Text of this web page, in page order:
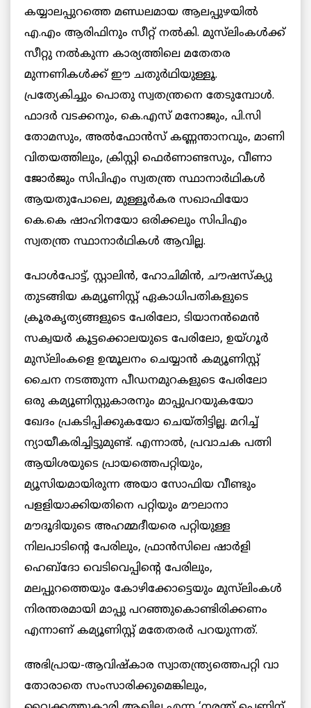
കയ്യാലപ്പുറത്തെ മണ്ഡലമായ ആലപ്പുഴയില്‍
എ.എം ആരിഫിനും സീറ്റ് നല്‍കി. മുസ്‌ലിംകൾക്ക്
സീറ്റു നല്‍കുന്ന കാര്യത്തിലെ മതേതര
മുന്നണികള്‍ക്ക് ഈ ചതുര്‍ഥിയുള്ളൂ.
പ്രത്യേകിച്ചും പൊതു സ്വതന്ത്രനെ തേടുമ്പോള്‍.
ഫാദർ വടക്കനും, കെ.എസ് മനോജും, പി.സി
തോമസും, അല്‍ഫോൻസ് കണ്ണന്താനവും, മാണി
വിതയത്തിലും, ക്രിസ്റ്റി ഫെര്‍ണാണ്ടസും, വീണാ
ജോര്‍ജും സിപിഎം സ്വതന്ത്ര സ്ഥാനാര്‍ഥികള്‍
ആയതുപോലെ, മുള്ളൂര്‍കര സഖാഫിയോ
കെ.കെ ഷാഹിനയോ ഒരിക്കലും സിപിഎം
സ്വതന്ത്ര സ്ഥാനാര്‍ഥികള്‍ ആവില്ല.
പോള്‍പോട്ട്, സ്റ്റാലിന്‍, ഹോചിമിന്‍, ചൗഷസ്ക്യു
തുടങ്ങിയ കമ്യൂണിസ്റ്റ് ഏകാധിപതികളുടെ
ക്രൂരകൃത്യങ്ങളുടെ പേരിലോ, ടിയാനന്‍മെന്‍
സക്വയര്‍ കൂട്ടക്കൊലയുടെ പേരിലോ, ഉയ്ഗൂര്‍
മുസ്‌ലിംകളെ ഉന്മൂലനം ചെയ്യാന്‍ കമ്യൂണിസ്റ്റ്
ചൈന നടത്തുന്ന പീഡനമുറകളുടെ പേരിലോ
ഒരു കമ്യൂണിസ്റ്റുകാരനും മാപ്പുപറയുകയോ
ഖേദം പ്രകടിപ്പിക്കുകയോ ചെയ്തിട്ടില്ല. മറിച്ച്
ന്യായീകരിച്ചിട്ടുമുണ്ട്. എന്നാൽ, പ്രവാചക പത്നി
ആയിശയുടെ പ്രായത്തെപറ്റിയും,
മ്യൂസിയമായിരുന്ന അയാ സോഫിയ വീണ്ടും
പളളിയാക്കിയതിനെ പറ്റിയും മൗലാനാ
മൗദൂദിയുടെ അഹമ്മദീയരെ പറ്റിയുള്ള
നിലപാടിന്റെ പേരിലും, ഫ്രാന്‍സിലെ ഷാര്‍ളി
ഹെബ്ദോ വെടിവെപ്പിന്റെ പേരിലും,
മലപ്പുറത്തെയും കോഴിക്കോട്ടെയും മുസ്‌ലിംകൾ
നിരന്തരമായി മാപ്പു പറഞ്ഞുകൊണ്ടിരിക്കണം
എന്നാണ് കമ്യൂണിസ്റ്റ് മതേതരർ പറയുന്നത്.
അഭിപ്രായ-ആവിഷ്കാര സ്വാതന്ത്ര്യത്തെപറ്റി വാ
തോരാതെ സംസാരിക്കുമെങ്കിലും,